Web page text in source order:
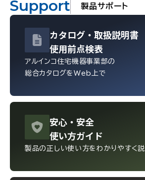
Support 製品サポート
カタログ・ 取扱説明書
使用前点検表
アルインコ住宅機器事業部の
総合カタログをWeb上で
安心・ 安全
使い方ガイド
製品の正しい使い方を わかりやすく